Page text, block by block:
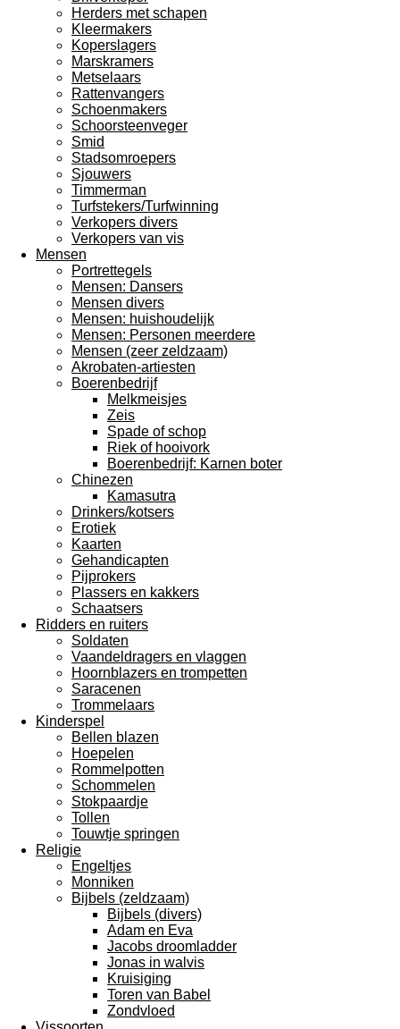
Herders met schapen
Kleermakers
Koperslagers
Marskramers
Metselaars
Rattenvangers
Schoenmakers
Schoorsteenveger
Smid
Stadsomroepers
Sjouwers
Timmerman
Turfstekers/Turfwinning
Verkopers divers
Verkopers van vis
Mensen
Portrettegels
Mensen: Dansers
Mensen divers
Mensen: huishoudelijk
Mensen: Personen meerdere
Mensen (zeer zeldzaam)
Akrobaten-artiesten
Boerenbedrijf
Melkmeisjes
Zeis
Spade of schop
Riek of hooivork
Boerenbedrijf: Karnen boter
Chinezen
Kamasutra
Drinkers/kotsers
Erotiek
Kaarten
Gehandicapten
Pijprokers
Plassers en kakkers
Schaatsers
Ridders en ruiters
Soldaten
Vaandeldragers en vlaggen
Hoornblazers en trompetten
Saracenen
Trommelaars
Kinderspel
Bellen blazen
Hoepelen
Rommelpotten
Schommelen
Stokpaardje
Tollen
Touwtje springen
Religie
Engeltjes
Monniken
Bijbels (zeldzaam)
Bijbels (divers)
Adam en Eva
Jacobs droomladder
Jonas in walvis
Kruisiging
Toren van Babel
Zondvloed